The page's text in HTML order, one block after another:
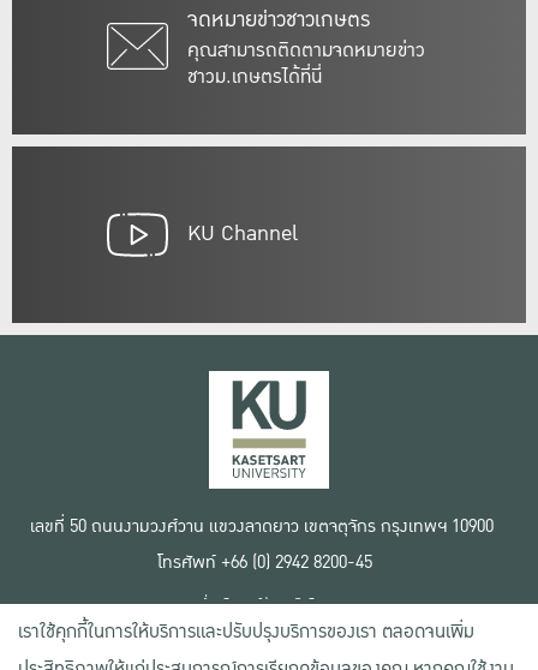
จดหมายข่าวชาวเกษตร
คุณสามารถติดตามจดหมายข่าว
ชาวม.เกษตรได้ที่นี่
KU Channel
เลขที่ 50 ถนนงามวงศ์วาน แขวงลาดยาว เขตจตุจักร กรุงเทพฯ 10900
โทรศัพท์ +66 (0) 2942 8200-45
เงื่อนไขการใช้งานเว็บไซต์
ข้อตกลงด้านสิทธิ์ใช้งาน
นโยบายความเป็นส่วนตัว
เราใช้คุกกี้ในการให้บริการและปรับปรุงบริการของเรา ตลอดจนเพิ่ม